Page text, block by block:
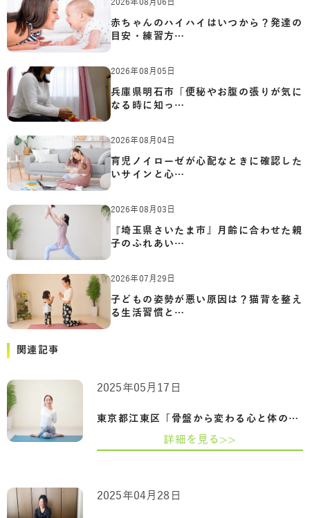
2026年08月06日
赤ちゃんのハイハイはいつから？発達の
目安・練習方…
2026年08月05日
兵庫県明石市「便秘やお腹の張りが気に
なる時に知っ…
2026年08月04日
育児ノイローゼが心配なときに確認した
いサインと心…
2026年08月03日
『埼玉県さいたま市』月齢に合わせた親
子のふれあい…
2026年07月29日
子どもの姿勢が悪い原因は？猫背を整え
る生活習慣と…
関連記事
東京都江東区「骨盤から変わる心と体の整…
2025年05月17日
詳細を見る>>
2025年04月28日